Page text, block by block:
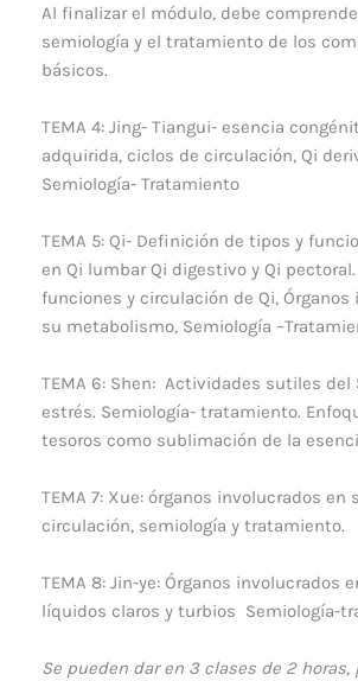
Al finalizar el módulo, debe
semiología y el tratamiento de los
básicos.
TEMA 4: Jing- Tiangui- esencia
adquirida, ciclos de circulación, Qi
Semiología- Tratamiento
TEMA 5: Qi- Definición de tipos y
en Qi lumbar Qi digestivo y Qi
funciones y circulación de Qi, Órganos
su metabolismo, Semiología
TEMA 6: Shen: Actividades sutiles del
estrés. Semiología- tratamiento.
tesoros como sublimación de la
TEMA 7: Xue: órganos involucrados en
circulación, semiología y tratamiento.
TEMA 8: Jin-ye: Órganos involucrados
líquidos claros y turbios Semiología-
Se pueden dar en 3 clases de 2